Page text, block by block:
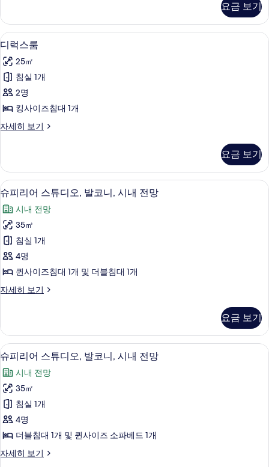
보
기
자
세
히
보
기
요금 보기
디
럭
스
룸
사
모
보
기
객실 내 금고, 암막 커튼, 다리미/다리
4
디럭스룸
25㎡
침실 1개
2명
킹사이즈침대 1개
자세히 보기
디
자
세
히
보
기
요금 보기
슈
피
리
어
스
튜
오,
코
니,
시
내
전
망
사
진
모
슈피리어 스튜디오, 발코니, 시내 전
6
슈피리어 스튜디오, 발코니, 시내 전망
시내 전망
35㎡
침실 1개
4명
퀸사이즈침대 1개 및 더블침대 1개
자세히 보기
슈
스
튜
디
오,
발
코
니,
시
내
전
망
자
요금 보기
슈
피
리
어
스
튜
오,
슈피리어 스튜디오, 발코니, 시내 전
4
슈피리어 스튜디오, 발코니, 시내 전망
시내 전망
35㎡
침실 1개
4명
더블침대 1개 및 퀸사이즈 소파베드 1개
자세히 보기
슈